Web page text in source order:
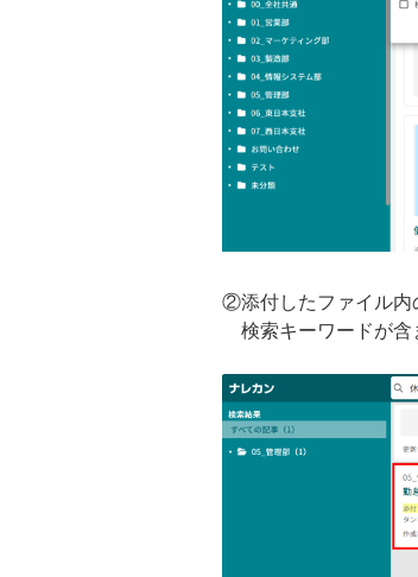
②添付したファイル内
検索キーワードが含